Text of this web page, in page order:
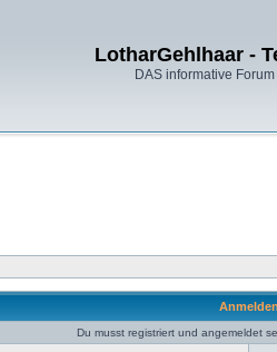
LotharGehlhaar -
DAS informative
Anmelden
Du musst registriert und angemeldet